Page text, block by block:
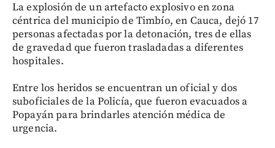
La explosión de un artefacto explosivo en zona
céntrica del municipio de Timbío, en Cauca, dejó 17
personas afectadas por la detonación, tres de ellas
de gravedad que fueron trasladadas a diferentes
hospitales.
Entre los heridos se encuentran un oficial y dos
suboficiales de la Policía, que fueron evacuados a
Popayán para brindarles atención médica de
urgencia.